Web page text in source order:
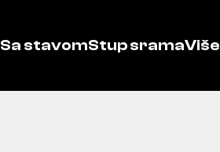
Sa stavomStup sramaViše